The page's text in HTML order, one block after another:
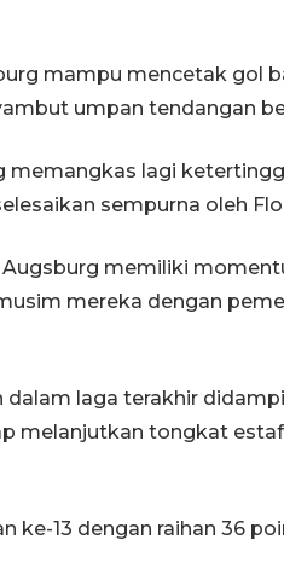
mampu mencetak gol
umpan tendangan
memangkas lagi
sempurna oleh
memiliki
mereka dengan
dalam laga terakhir
melanjutkan tongkat
ke-13 dengan raihan 36